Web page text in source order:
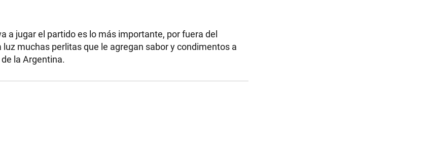
a jugar el partido es lo más importante, por fuera del
muchas perlitas que le agregan sabor y condimentos a
la Argentina.
PALABRAS